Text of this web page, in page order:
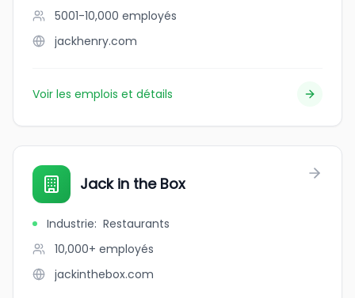
5001-10,000 employés
jackhenry.com
Voir les emplois et détails
Jack in the Box
Industrie: Restaurants
10,000+ employés
jackinthebox.com